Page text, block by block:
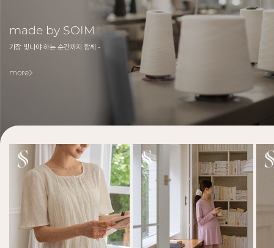
made by SOIM
가장 빛나야 하는 순간까지 함께 -
more